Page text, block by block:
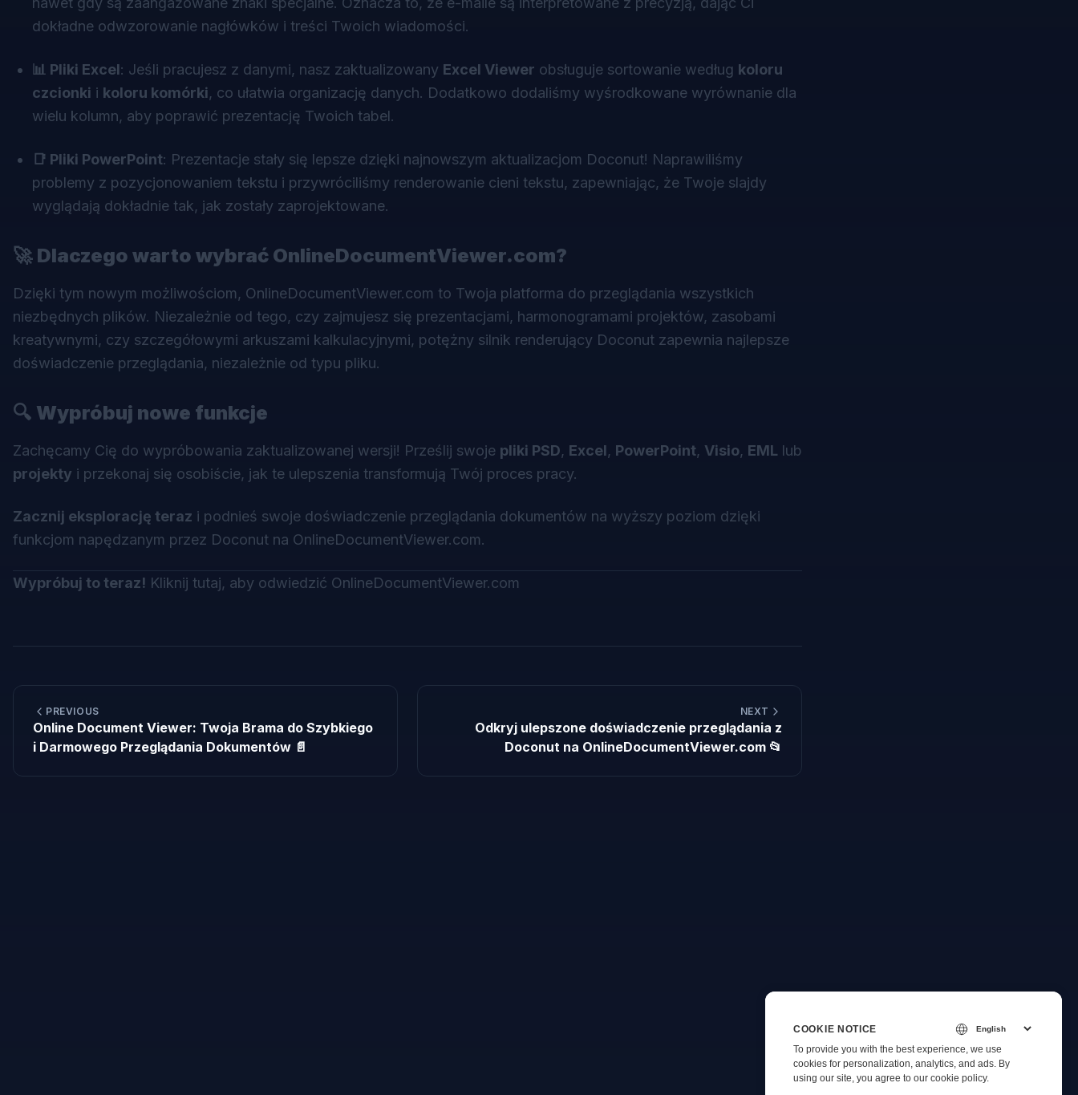
dokładne odwzorowanie nagłówków i treści Twoich wiadomości.
📊 Pliki Excel: Jeśli pracujesz z danymi, nasz zaktualizowany Excel Viewer obsługuje sortowanie według koloru
czcionki i koloru komórki, co ułatwia organizację danych. Dodatkowo dodaliśmy wyśrodkowane wyrównanie dla
wielu kolumn, aby poprawić prezentację Twoich tabel.
📑 Pliki PowerPoint: Prezentacje stały się lepsze dzięki najnowszym aktualizacjom Doconut! Naprawiliśmy
problemy z pozycjonowaniem tekstu i przywróciliśmy renderowanie cieni tekstu, zapewniając, że Twoje slajdy
wyglądają dokładnie tak, jak zostały zaprojektowane.
🚀 Dlaczego warto wybrać OnlineDocumentViewer.com?
Dzięki tym nowym możliwościom, OnlineDocumentViewer.com to Twoja platforma do przeglądania wszystkich
niezbędnych plików. Niezależnie od tego, czy zajmujesz się prezentacjami, harmonogramami projektów, zasobami
kreatywnymi, czy szczegółowymi arkuszami kalkulacyjnymi, potężny silnik renderujący Doconut zapewnia najlepsze
doświadczenie przeglądania, niezależnie od typu pliku.
🔍 Wypróbuj nowe funkcje
Zachęcamy Cię do wypróbowania zaktualizowanej wersji! Prześlij swoje pliki PSD, Excel, PowerPoint, Visio, EML lub
projekty i przekonaj się osobiście, jak te ulepszenia transformują Twój proces pracy.
Zacznij eksplorację teraz i podnieś swoje doświadczenie przeglądania dokumentów na wyższy poziom dzięki
funkcjom napędzanym przez Doconut na OnlineDocumentViewer.com.
Wypróbuj to teraz! Kliknij tutaj, aby odwiedzić OnlineDocumentViewer.com
PREVIOUS
Online Document Viewer: Twoja Brama do Szybkiego
i Darmowego Przeglądania Dokumentów 📄
NEXT
Odkryj ulepszone doświadczenie przeglądania z
Doconut na OnlineDocumentViewer.com 📂
COOKIE NOTICE
To provide you with the best experience, we use
cookies for personalization, analytics, and ads. By
using our site, you agree to our cookie policy.